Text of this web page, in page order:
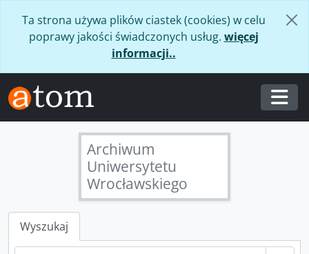
Ta strona używa plików ciastek (cookies) w celu
poprawy jakości świadczonych usług. więcej
informacji..
Archiwum
Uniwersytetu
Wrocławskiego
Wyszukaj